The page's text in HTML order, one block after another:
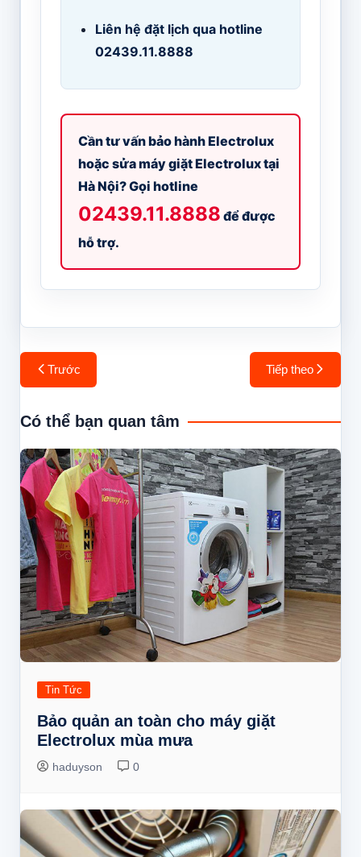
Liên hệ đặt lịch qua hotline
02439.11.8888
Cần tư vấn bảo hành Electrolux
hoặc sửa máy giặt Electrolux tại
Hà Nội? Gọi hotline
02439.11.8888 để được
hỗ trợ.
Điều
hướng
bài
Trước Tiếp theo
Có thể bạn quan tâm
Tin Tức
Bảo quản an toàn cho máy giặt
Electrolux mùa mưa
haduyson 0